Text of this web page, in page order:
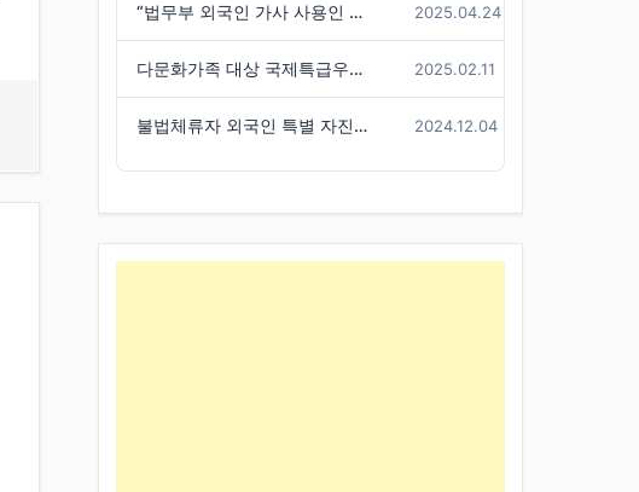
“법무부 외국인 가사 사용인 시범사업, 참여 신청자는 미미” 2025.04.24
다문화가족 대상 국제특급우편(EMS) 요금 할인 혜택 -경기도 2025.02.11
불법체류자 외국인 특별 자진출국기간 연장 2024.12.04